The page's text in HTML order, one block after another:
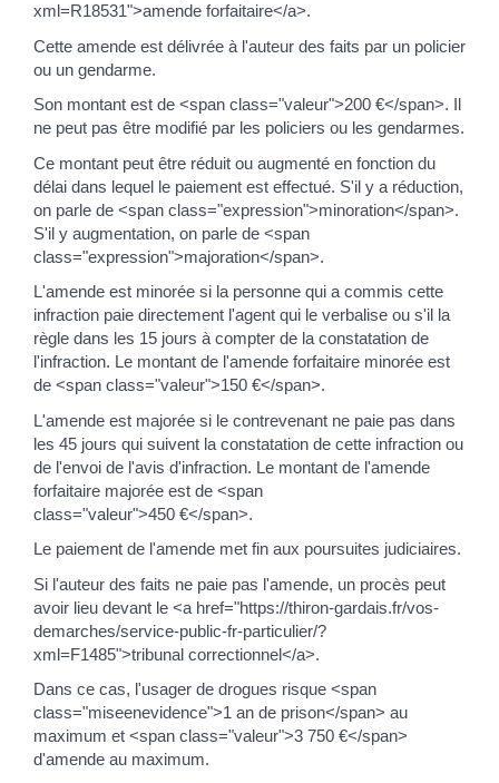
xml=R18531">amende forfaitaire</a>.
Cette amende est délivrée à l'auteur des faits par un policier
ou un gendarme.
Son montant est de <span class="valeur">200 €</span>. Il
ne peut pas être modifié par les policiers ou les gendarmes.
Ce montant peut être réduit ou augmenté en fonction du
délai dans lequel le paiement est effectué. S'il y a réduction,
on parle de <span class="expression">minoration</span>.
S'il y augmentation, on parle de <span
class="expression">majoration</span>.
L'amende est minorée si la personne qui a commis cette
infraction paie directement l'agent qui le verbalise ou s'il la
règle dans les 15 jours à compter de la constatation de
l'infraction. Le montant de l'amende forfaitaire minorée est
de <span class="valeur">150 €</span>.
L'amende est majorée si le contrevenant ne paie pas dans
les 45 jours qui suivent la constatation de cette infraction ou
de l'envoi de l'avis d'infraction. Le montant de l'amende
forfaitaire majorée est de <span
class="valeur">450 €</span>.
Le paiement de l'amende met fin aux poursuites judiciaires.
Si l'auteur des faits ne paie pas l'amende, un procès peut
avoir lieu devant le <a href="https://thiron-gardais.fr/vos-
demarches/service-public-fr-particulier/?
xml=F1485">tribunal correctionnel</a>.
Dans ce cas, l'usager de drogues risque <span
class="miseenevidence">1 an de prison</span> au
maximum et <span class="valeur">3 750 €</span>
d'amende au maximum.